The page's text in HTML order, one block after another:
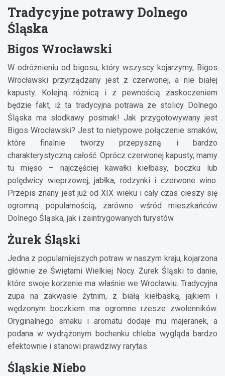
Tradycyjne potrawy Dolnego
Śląska
Bigos Wrocławski
W odróżnieniu od bigosu, który wszyscy kojarzymy, Bigos
Wrocławski przyrządzany jest z czerwonej, a nie białej
kapusty. Kolejną różnicą i z pewnością zaskoczeniem
będzie fakt, iż ta tradycyjna potrawa ze stolicy Dolnego
Śląska ma słodkawy posmak! Jak przygotowywany jest
Bigos Wrocławski? Jest to nietypowe połączenie smaków,
które finalnie tworzy przepyszną i bardzo
charakterystyczną całość. Oprócz czerwonej kapusty, mamy
tu mięso – najczęściej kawałki kiełbasy, boczku lub
polędwicy wieprzowej, jabłka, rodzynki i czerwone wino.
Przepis znany jest już od XIX wieku i cały czas cieszy się
ogromną popularnością, zarówno wśród mieszkańców
Dolnego Śląska, jak i zaintrygowanych turystów.
Żurek Śląski
Jedna z popularniejszych potraw w naszym kraju, kojarzona
głównie ze Świętami Wielkiej Nocy. Żurek Śląski to danie,
które swoje korzenie ma właśnie we Wrocławiu. Tradycyjna
zupa na zakwasie żytnim, z białą kiełbaską, jajkiem i
wędzonym boczkiem ma ogromne rzesze zwolenników.
Oryginalnego smaku i aromatu dodaje mu majeranek, a
podana w wydrążonym bochenku chleba wygląda bardzo
efektownie i stanowi prawdziwy rarytas.
Śląskie Niebo